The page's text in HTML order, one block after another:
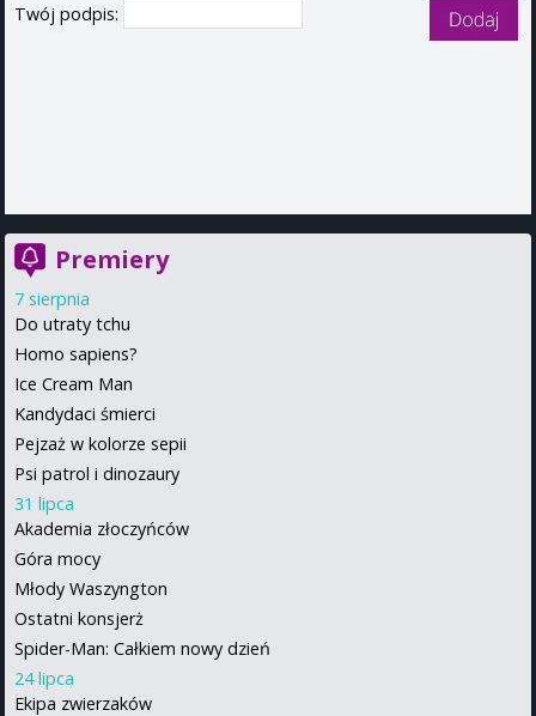
Twój podpis:
Premiery
7 sierpnia
Do utraty tchu
Homo sapiens?
Ice Cream Man
Kandydaci śmierci
Pejzaż w kolorze sepii
Psi patrol i dinozaury
31 lipca
Akademia złoczyńców
Góra mocy
Młody Waszyngton
Ostatni konsjerż
Spider-Man: Całkiem nowy dzień
24 lipca
Ekipa zwierzaków